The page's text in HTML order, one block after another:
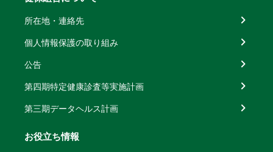
所在地・連絡先
個人情報保護の取り組み
公告
第四期特定健康診査等実施計画
第三期データヘルス計画
お役立ち情報